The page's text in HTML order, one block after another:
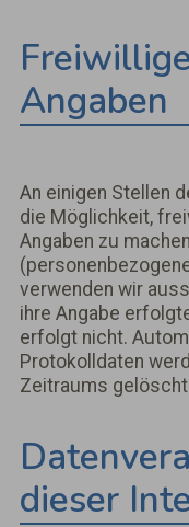
Angaben
An einigen Stellen
die Möglichkeit,
Angaben zu
verwenden wir
ihre Angabe
erfolgt nicht.
Protokolldaten
Zeitraums
dieser